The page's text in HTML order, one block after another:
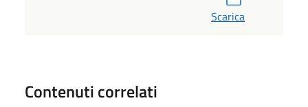
Scarica
Contenuti correlati